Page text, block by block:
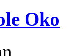
Oko